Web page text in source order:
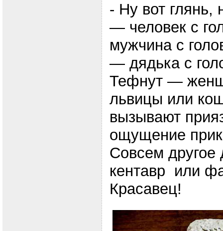
- Ну вот глянь,
— человек с
мужчина с
— дядька с
Тефнут —
львицы или
вызывают
ощущение
Совсем
кентавр или
Красавец!